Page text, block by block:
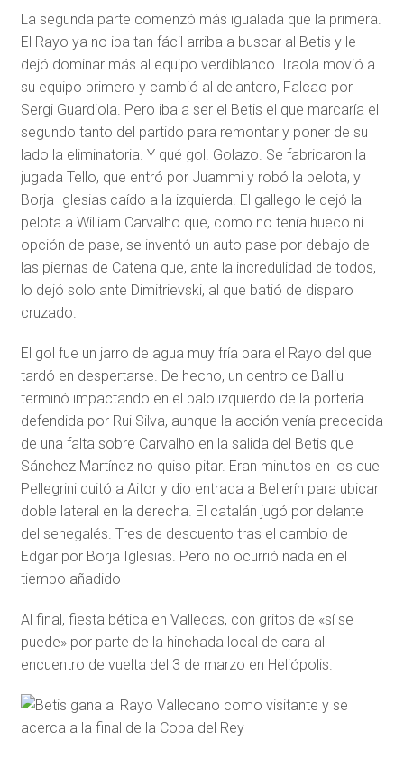
La segunda parte comenzó más igualada que la primera.
El Rayo ya no iba tan fácil arriba a buscar al Betis y le
dejó dominar más al equipo verdiblanco. Iraola movió a
su equipo primero y cambió al delantero, Falcao por
Sergi Guardiola. Pero iba a ser el Betis el que marcaría el
segundo tanto del partido para remontar y poner de su
lado la eliminatoria. Y qué gol. Golazo. Se fabricaron la
jugada Tello, que entró por Juammi y robó la pelota, y
Borja Iglesias caído a la izquierda. El gallego le dejó la
pelota a William Carvalho que, como no tenía hueco ni
opción de pase, se inventó un auto pase por debajo de
las piernas de Catena que, ante la incredulidad de todos,
lo dejó solo ante Dimitrievski, al que batió de disparo
cruzado.
El gol fue un jarro de agua muy fría para el Rayo del que
tardó en despertarse. De hecho, un centro de Balliu
terminó impactando en el palo izquierdo de la portería
defendida por Rui Silva, aunque la acción venía precedida
de una falta sobre Carvalho en la salida del Betis que
Sánchez Martínez no quiso pitar. Eran minutos en los que
Pellegrini quitó a Aitor y dio entrada a Bellerín para ubicar
doble lateral en la derecha. El catalán jugó por delante
del senegalés. Tres de descuento tras el cambio de
Edgar por Borja Iglesias. Pero no ocurrió nada en el
tiempo añadido
Al final, fiesta bética en Vallecas, con gritos de «sí se
puede» por parte de la hinchada local de cara al
encuentro de vuelta del 3 de marzo en Heliópolis.